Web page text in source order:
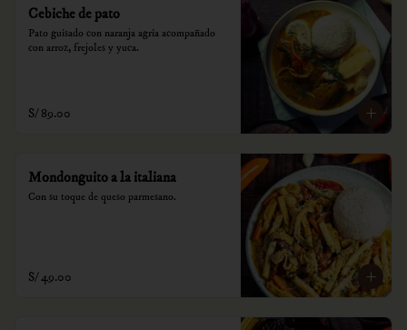
Cebiche de pato
Pato guisado con naranja agria acompañado
con arroz, frejoles y yuca.
S/ 89.00
Mondonguito a la italiana
Con su toque de queso parmesano.
S/ 49.00